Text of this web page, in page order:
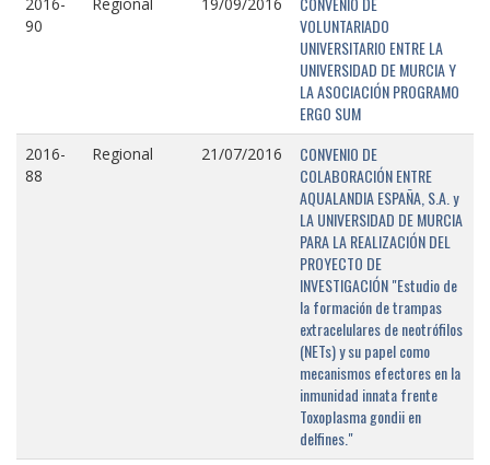
90
VOLUNTARIADO
UNIVERSITARIO ENTRE LA
UNIVERSIDAD DE MURCIA Y
LA ASOCIACIÓN PROGRAMO
ERGO SUM
2016-
88
Regional 21/07/2016
CONVENIO DE
COLABORACIÓN ENTRE
AQUALANDIA ESPAÑA, S.A. y
LA UNIVERSIDAD DE MURCIA
PARA LA REALIZACIÓN DEL
PROYECTO DE
INVESTIGACIÓN "Estudio de
la formación de trampas
extracelulares de neotrófilos
(NETs) y su papel como
mecanismos efectores en la
inmunidad innata frente
Toxoplasma gondii en
delfines."